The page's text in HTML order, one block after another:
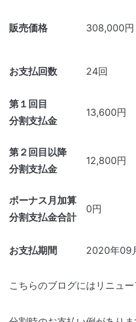
販売価格 308,000円
お支払回数 24回
第１回目
分割支払金
13,600円
第２回目以降
分割支払金
12,800円
ボーナス月加算
分割支払金合計
0円
お支払期間 2020年09
こちらのブログにはリニュ